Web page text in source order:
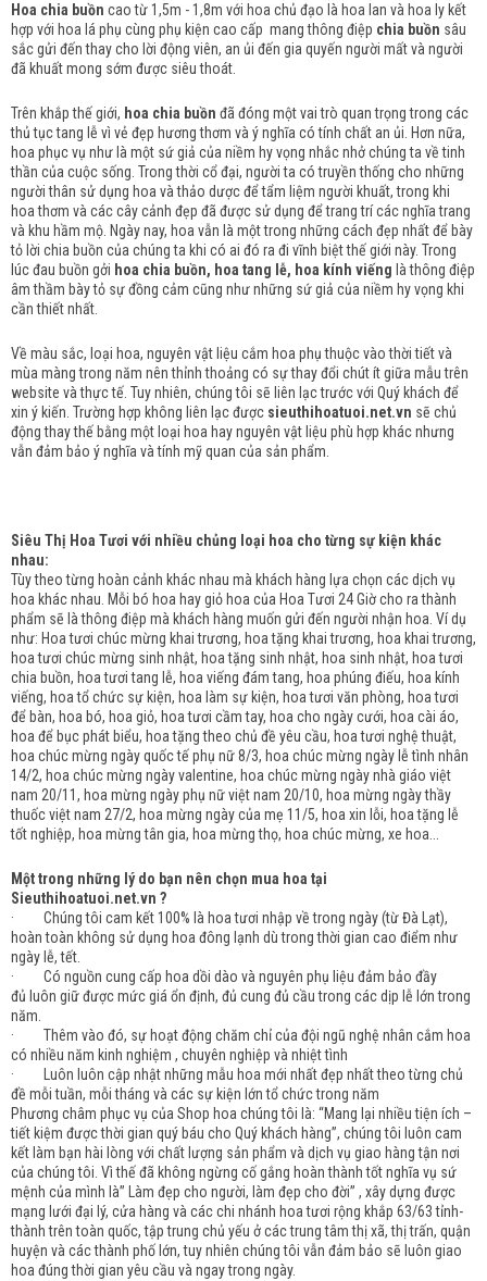
Hoa chia buồn cao từ 1,5m - 1,8m với hoa chủ đạo là hoa lan và hoa ly kết
hợp với hoa lá phụ cùng phụ kiện cao cấp mang thông điệp chia buồn sâu
sắc gửi đến thay cho lời động viên, an ủi đến gia quyến người mất và người
đã khuất mong sớm được siêu thoát.
Trên khắp thế giới, hoa chia buồn đã đóng một vai trò quan trọng trong các
thủ tục tang lễ vì vẻ đẹp hương thơm và ý nghĩa có tính chất an ủi. Hơn nữa,
hoa phục vụ như là một sứ giả của niềm hy vọng nhắc nhở chúng ta về tinh
thần của cuộc sống. Trong thời cổ đại, người ta có truyền thống cho những
người thân sử dụng hoa và thảo dược để tẩm liệm người khuất, trong khi
hoa thơm và các cây cảnh đẹp đã được sử dụng để trang trí các nghĩa trang
và khu hầm mộ. Ngày nay, hoa vẫn là một trong những cách đẹp nhất để bày
tỏ lời chia buồn của chúng ta khi có ai đó ra đi vĩnh biệt thế giới này. Trong
lúc đau buồn gởi hoa chia buồn, hoa tang lễ, hoa kính viếng là thông điệp
âm thầm bày tỏ sự đồng cảm cũng như những sứ giả của niềm hy vọng khi
cần thiết nhất.
Về màu sắc, loại hoa, nguyên vật liệu cắm hoa phụ thuộc vào thời tiết và
mùa màng trong năm nên thỉnh thoảng có sự thay đổi chút ít giữa mẫu trên
website và thực tế. Tuy nhiên, chúng tôi sẽ liên lạc trước với Quý khách để
xin ý kiến. Trường hợp không liên lạc được sieuthihoatuoi.net.vn sẽ chủ
động thay thế bằng một loại hoa hay nguyên vật liệu phù hợp khác nhưng
vẫn đảm bảo ý nghĩa và tính mỹ quan của sản phẩm.
Siêu Thị Hoa Tươi với nhiều chủng loại hoa cho từng sự kiện khác
nhau:
Tùy theo từng hoàn cảnh khác nhau mà khách hàng lựa chọn các dịch vụ
hoa khác nhau. Mỗi bó hoa hay giỏ hoa của Hoa Tươi 24 Giờ cho ra thành
phẩm sẽ là thông điệp mà khách hàng muốn gửi đến người nhận hoa. Ví dụ
như: Hoa tươi chúc mừng khai trương, hoa tặng khai trương, hoa khai trương,
hoa tươi chúc mừng sinh nhật, hoa tặng sinh nhật, hoa sinh nhật, hoa tươi
chia buồn, hoa tươi tang lễ, hoa viếng đám tang, hoa phúng điếu, hoa kính
viếng, hoa tổ chức sự kiện, hoa làm sự kiện, hoa tươi văn phòng, hoa tươi
để bàn, hoa bó, hoa giỏ, hoa tươi cầm tay, hoa cho ngày cưới, hoa cài áo,
hoa để bục phát biểu, hoa tặng theo chủ đề yêu cầu, hoa tươi nghệ thuật,
hoa chúc mừng ngày quốc tế phụ nữ 8/3, hoa chúc mừng ngày lễ tình nhân
14/2, hoa chúc mừng ngày valentine, hoa chúc mừng ngày nhà giáo việt
nam 20/11, hoa mừng ngày phụ nữ việt nam 20/10, hoa mừng ngày thầy
thuốc việt nam 27/2, hoa mừng ngày của mẹ 11/5, hoa xin lỗi, hoa tặng lễ
tốt nghiệp, hoa mừng tân gia, hoa mừng thọ, hoa chúc mừng, xe hoa...
Một trong những lý do bạn nên chọn mua hoa tại
Sieuthihoatuoi.net.vn ?
· Chúng tôi cam kết 100% là hoa tươi nhập về trong ngày (từ Đà Lạt),
hoàn toàn không sử dụng hoa đông lạnh dù trong thời gian cao điểm như
ngày lễ, tết.
· Có nguồn cung cấp hoa dồi dào và nguyên phụ liệu đảm bảo đầy
đủ luôn giữ được mức giá ổn định, đủ cung đủ cầu trong các dịp lễ lớn trong
năm.
· Thêm vào đó, sự hoạt động chăm chỉ của đội ngũ nghệ nhân cắm hoa
có nhiều năm kinh nghiệm , chuyên nghiệp và nhiệt tình
· Luôn luôn cập nhật những mẫu hoa mới nhất đẹp nhất theo từng chủ
đề mỗi tuần, mỗi tháng và các sự kiện lớn tổ chức trong năm
Phương châm phục vụ của Shop hoa chúng tôi là: “Mang lại nhiều tiện ích –
tiết kiệm được thời gian quý báu cho Quý khách hàng”, chúng tôi luôn cam
kết làm bạn hài lòng với chất lượng sản phẩm và dịch vụ giao hàng tận nơi
của chúng tôi. Vì thế đã không ngừng cố gắng hoàn thành tốt nghĩa vụ sứ
mệnh của mình là” Làm đẹp cho người, làm đẹp cho đời” , xây dựng được
mạng lưới đại lý, cửa hàng và các chi nhánh hoa tươi rộng khắp 63/63 tỉnh-
thành trên toàn quốc, tập trung chủ yếu ở các trung tâm thị xã, thị trấn, quận
huyện và các thành phố lớn, tuy nhiên chúng tôi vẫn đảm bảo sẽ luôn giao
hoa đúng thời gian yêu cầu và ngay trong ngày.